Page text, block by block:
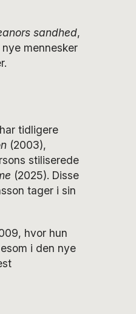
sandhed,
mennesker
tidligere
(2003),
stiliserede
(2025). Disse
tager i sin
hvor hun
i den nye